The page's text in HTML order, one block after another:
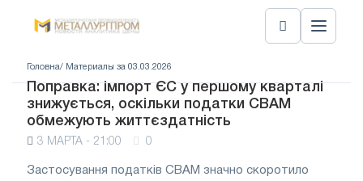
Головна/ Материалы за 03.03.2026
Поправка: імпорт ЄС у першому кварталі
знижується, оскільки податки CBAM
обмежують життєздатність
3 МАРТА - 21:00 0
Застосування податків CBAM значно скоротило